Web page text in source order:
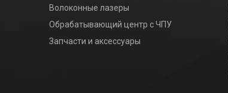
Волоконные лазеры
Обрабатывающий центр с ЧПУ
Запчасти и аксессуары